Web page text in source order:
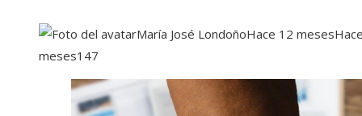
María José LondoñoHace 12 meses
meses147